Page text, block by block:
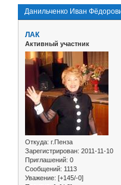
Данильченко Иван
ЛАК
Активный участник
Откуда: г.Пенза
Зарегистрирован: 2011-11-10
Приглашений: 0
Сообщений: 1113
Уважение: [+145/-0]